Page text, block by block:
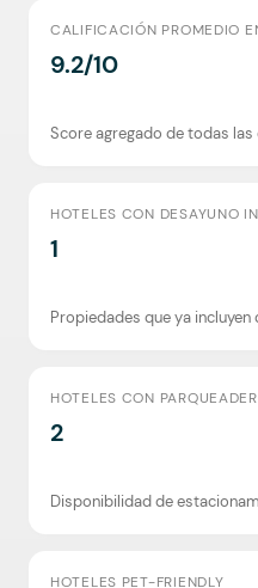
CALIFICACIÓN PROMEDIO
9.2/10
Score agregado de todas
HOTELES CON DESAYUNO
1
Propiedades que ya
HOTELES CON
2
Disponibilidad de
HOTELES PET-FRIENDLY